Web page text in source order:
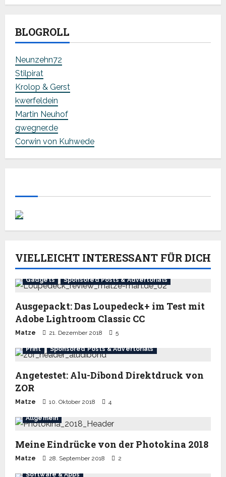
BLOGROLL
Neunzehn72
Stilpirat
Krolop & Gerst
kwerfeldein
Martin Neuhof
gwegner.de
Corwin von Kuhwede
VIELLEICHT INTERESSANT FÜR DICH
Gadgets Sponsored Posts & Advertorials
Ausgepackt: Das Loupedeck+ im Test mit
Adobe Lightroom Classic CC
Matze 21. Dezember 2018 5
Print Sponsored Posts & Advertorials
Angetestet: Alu-Dibond Direktdruck von
ZOR
Matze 10. Oktober 2018 4
Allgemein
Meine Eindrücke von der Photokina 2018
Matze 28. September 2018 2
Software & Apps